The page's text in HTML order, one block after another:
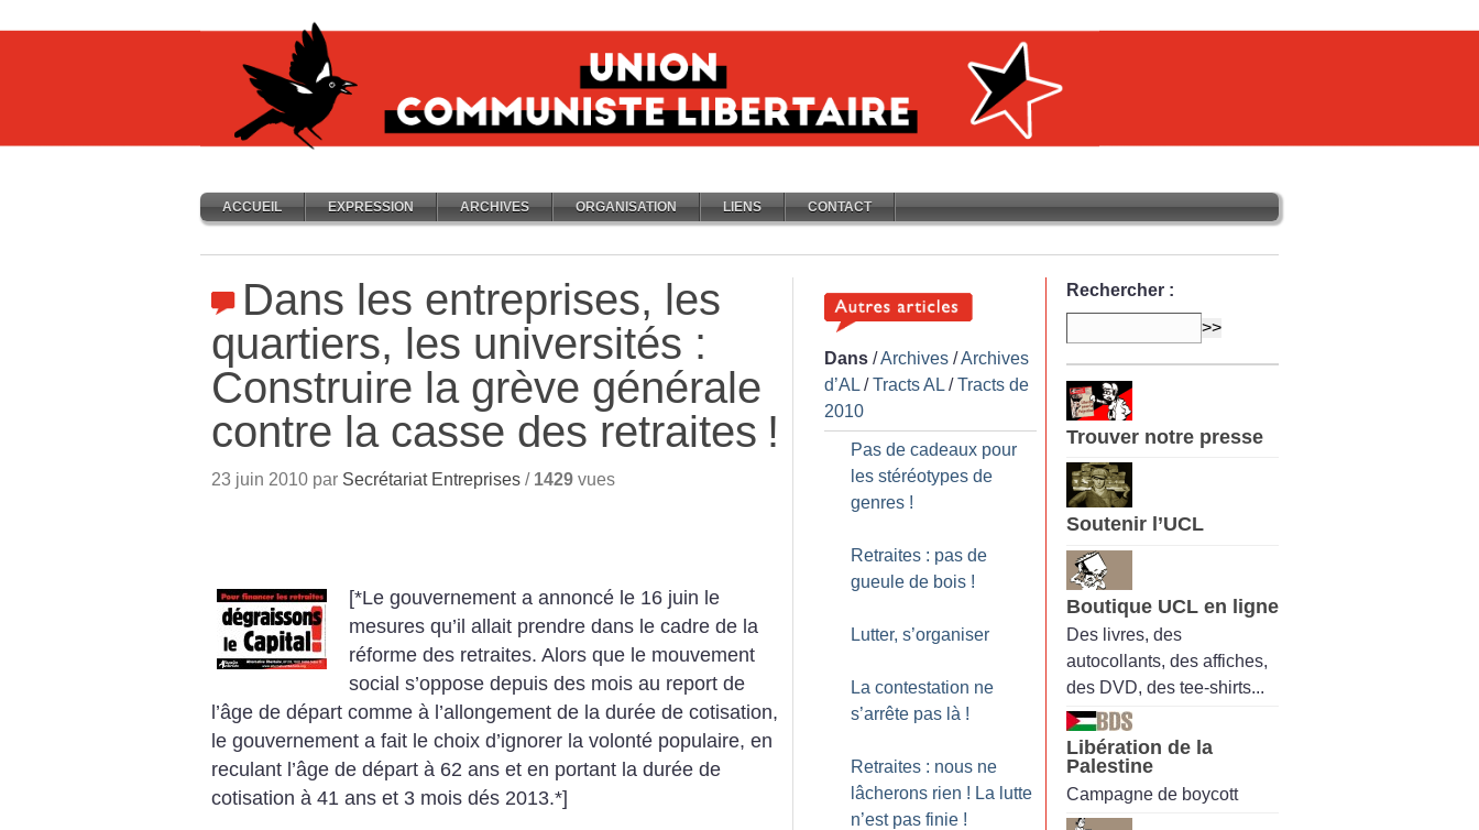
ACCUEIL EXPRESSION ARCHIVES ORGANISATION LIENS CONTACT
Dans les entreprises, les
quartiers, les universités :
Construire la grève générale
contre la casse des retraites !
23 juin 2010 par Secrétariat Entreprises / 1429 vues
[*Le gouvernement a annoncé le 16 juin le
mesures qu’il allait prendre dans le cadre de la
réforme des retraites. Alors que le mouvement
social s’oppose depuis des mois au report de
l’âge de départ comme à l’allongement de la durée de cotisation,
le gouvernement a fait le choix d’ignorer la volonté populaire, en
reculant l’âge de départ à 62 ans et en portant la durée de
cotisation à 41 ans et 3 mois dés 2013.*]
Dans /Archives /Archives
d’AL /Tracts AL /Tracts de
2010
Pas de cadeaux pour
les stéréotypes de
genres !
Retraites : pas de
gueule de bois !
Lutter, s’organiser
La contestation ne
s’arrête pas là !
Retraites : nous ne
lâcherons rien ! La lutte
n’est pas finie !
Rechercher :
Trouver notre presse
Soutenir l’UCL
Boutique UCL en ligne
Des livres, des
autocollants, des affiches,
des DVD, des tee-shirts...
Libération de la
Palestine
Campagne de boycott